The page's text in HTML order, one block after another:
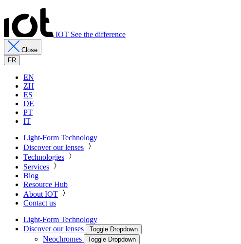
IOT See the difference
Close
FR
EN
ZH
ES
DE
PT
IT
Light-Form Technology
Discover our lenses
Technologies
Services
Blog
Resource Hub
About IOT
Contact us
Light-Form Technology
Discover our lenses
Toggle Dropdown
Neochromes Toggle Dropdown